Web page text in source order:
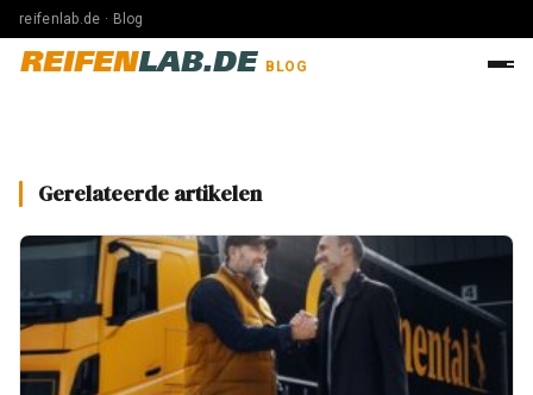
reifenlab.de · Blog
REIFENLAB.DE BLOG
Gerelateerde artikelen